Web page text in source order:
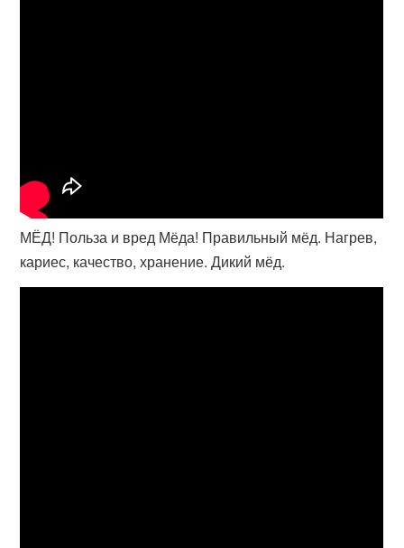
МЁД! Польза и вред Мёда! Правильный мёд. Нагрев,
кариес, качество, хранение. Дикий мёд.